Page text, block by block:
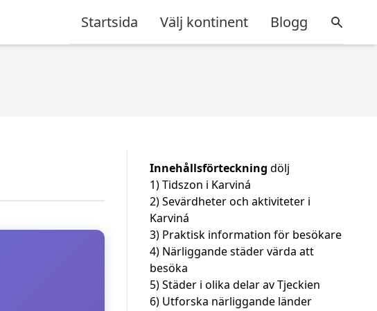
Startsida Välj kontinent Blogg
Innehållsförteckning dölj
1)Tidszon i Karviná
2)Sevärdheter och aktiviteter i
Karviná
3) Praktisk information för besökare
4) Närliggande städer värda att
besöka
5)Städer i olika delar av Tjeckien
6) Utforska närliggande länder